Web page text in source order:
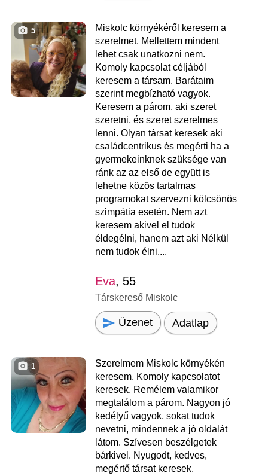
5
Miskolc környékéről keresem a
szerelmet. Mellettem mindent
lehet csak unatkozni nem.
Komoly kapcsolat céljából
keresem a társam. Barátaim
szerint megbízható vagyok.
Keresem a párom, aki szeret
szeretni, és szeret szerelmes
lenni. Olyan társat keresek aki
családcentrikus és megérti ha a
gyermekeinknek szüksége van
ránk az az első de együtt is
lehetne közös tartalmas
programokat szervezni kölcsönös
szimpátia esetén. Nem azt
keresem akivel el tudok
éldegélni, hanem azt aki Nélkül
nem tudok élni....
Eva, 55
Társkereső Miskolc
Üzenet Adatlap
1
Szerelmem Miskolc környékén
keresem. Komoly kapcsolatot
keresek. Remélem valamikor
megtalálom a párom. Nagyon jó
kedélyű vagyok, sokat tudok
nevetni, mindennek a jó oldalát
látom. Szívesen beszélgetek
bárkivel. Nyugodt, kedves,
megértő társat keresek.